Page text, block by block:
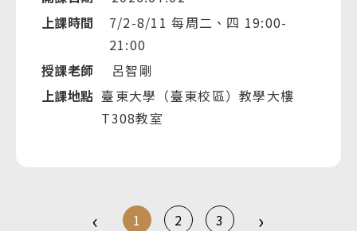
上課時間
7/2-8/11 每周二、四 19:00-
21:00
授課老師
呂智剛
上課地點 臺東大學（臺東校區）教學大樓
T308教室
‹ 1 2 3 ›